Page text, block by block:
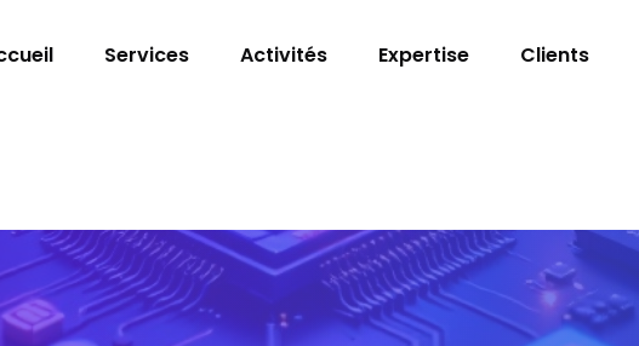
Services Activités Expertise Clients